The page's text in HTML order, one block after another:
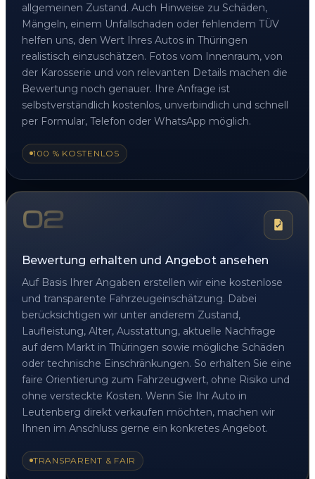
allgemeinen Zustand. Auch Hinweise zu Schäden,
Mängeln, einem Unfallschaden oder fehlendem TÜV
helfen uns, den Wert Ihres Autos in Thüringen
realistisch einzuschätzen. Fotos vom Innenraum, von
der Karosserie und von relevanten Details machen die
Bewertung noch genauer. Ihre Anfrage ist
selbstverständlich kostenlos, unverbindlich und schnell
per Formular, Telefon oder WhatsApp möglich.
100 % KOSTENLOS
02
Bewertung erhalten und Angebot ansehen
Auf Basis Ihrer Angaben erstellen wir eine kostenlose
und transparente Fahrzeugeinschätzung. Dabei
berücksichtigen wir unter anderem Zustand,
Laufleistung, Alter, Ausstattung, aktuelle Nachfrage
auf dem Markt in Thüringen sowie mögliche Schäden
oder technische Einschränkungen. So erhalten Sie eine
faire Orientierung zum Fahrzeugwert, ohne Risiko und
ohne versteckte Kosten. Wenn Sie Ihr Auto in
Leutenberg direkt verkaufen möchten, machen wir
Ihnen im Anschluss gerne ein konkretes Angebot.
TRANSPARENT & FAIR